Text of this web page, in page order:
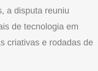
a disputa reuniu
de tecnologia em
criativas e rodadas de